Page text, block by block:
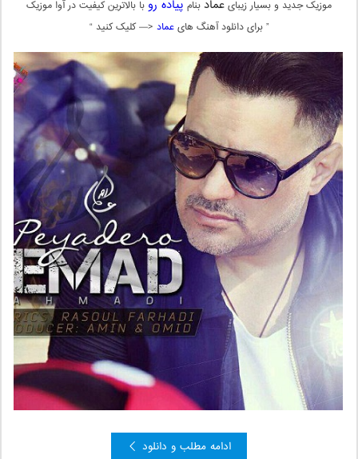
موزیک جدید و بسیار زیبایعماد بنام پیاده رو با بالاترین کیفیت در آوا موزیک
” برای دانلود آهنگ هایعماد <— کلیک کنید “
ادامه مطلب و دانلود